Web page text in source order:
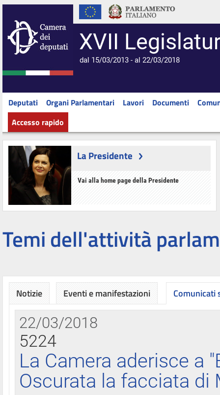
XVII
dal 15/03/2013 - al 22/03/2018
Deputati Organi Parlamentari Lavori Documenti
Accesso rapido
La Presidente
Vai alla home page della Presidente
Temi dell'attività
Notizie Eventi e manifestazioni Comunicati
22/03/2018
5224
La Camera aderisce a
Oscurata la facciata di